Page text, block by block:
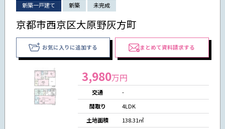
新築一戸建て 新築 未完成
京都市西京区大原野灰方町
お気に入りに追加する まとめて資料請求する
3,980万円
交通
-
間取り
4LDK
土地面積
138.31㎡